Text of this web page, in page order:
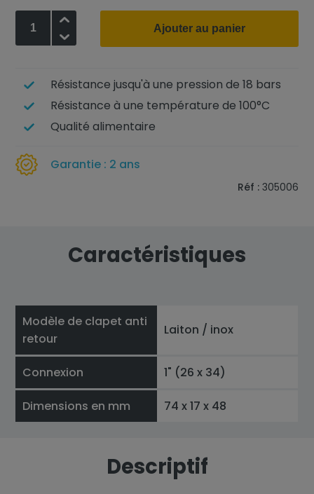
Ajouter au panier
Résistance jusqu'à une pression de 18 bars
Résistance à une température de 100°C
Qualité alimentaire
Garantie : 2 ans
Réf : 305006
Caractéristiques
Modèle de clapet anti
retour
Laiton / inox
Connexion 1" (26 x 34)
Dimensions en mm 74 x 17 x 48
Descriptif